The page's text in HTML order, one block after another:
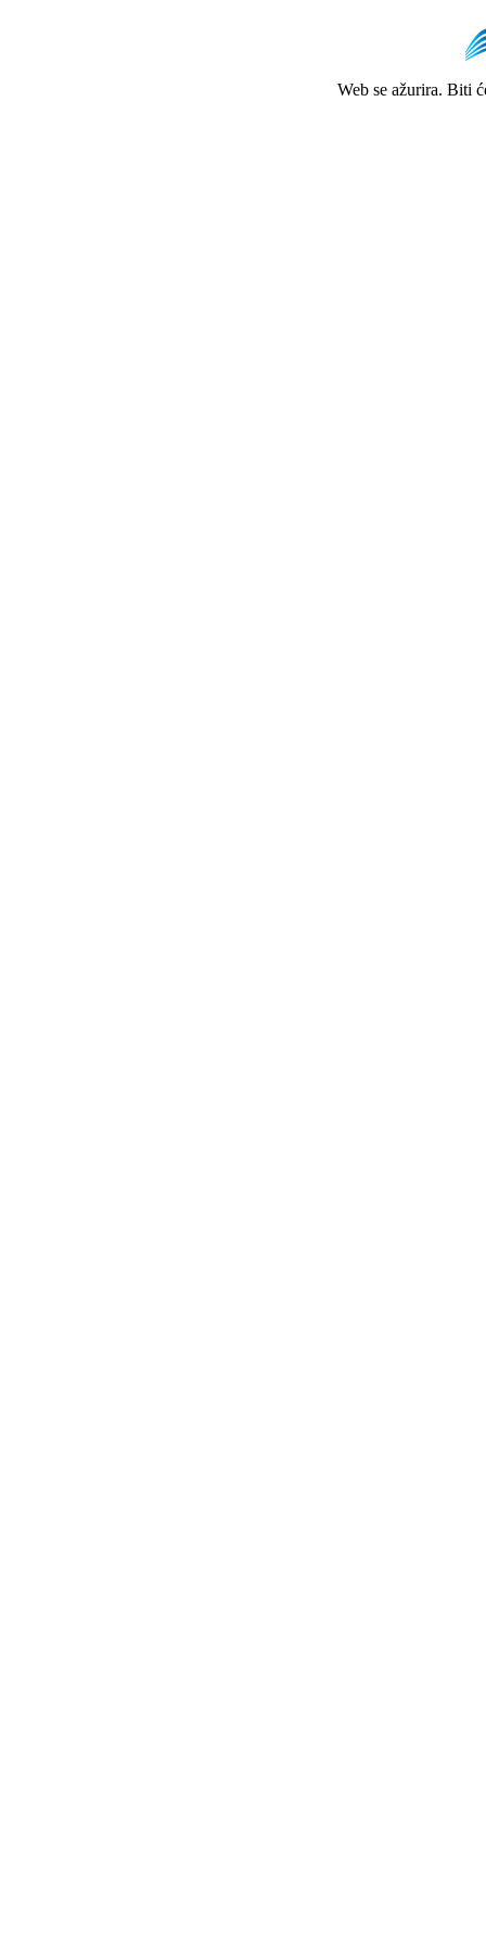
Web se ažurira. Biti